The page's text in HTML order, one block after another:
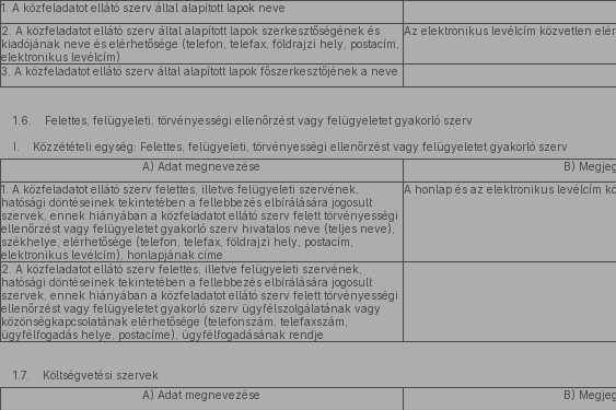
1. A közfeladatot ellátó szerv által alapított lapok neve
2. A közfeladatot ellátó szerv által alapított lapok szerkesztőségének és
kiadójának neve és elérhetősége (telefon, telefax, földrajzi hely, postacím,
elektronikus levélcím)
Az elektronikus levélcím közvetlen
3. A közfeladatot ellátó szerv által alapított lapok főszerkesztőjének a neve
1.6. Felettes, felügyeleti, törvényességi ellenőrzést vagy felügyeletet gyakorló szerv
I. Közzétételi egység: Felettes, felügyeleti, törvényességi ellenőrzést vagy felügyeletet gyakorló szerv
A) Adat megnevezése
B)
1. A közfeladatot ellátó szerv felettes, illetve felügyeleti szervének,
hatósági döntéseinek tekintetében a fellebbezés elbírálására jogosult
szervek, ennek hiányában a közfeladatot ellátó szerv felett törvényességi
ellenőrzést vagy felügyeletet gyakorló szerv hivatalos neve (teljes neve),
székhelye, elérhetősége (telefon, telefax, földrajzi hely, postacím,
elektronikus levélcím), honlapjának címe
A honlap és az elektronikus levélcím
2. A közfeladatot ellátó szerv felettes, illetve felügyeleti szervének,
hatósági döntéseinek tekintetében a fellebbezés elbírálására jogosult
szervek, ennek hiányában a közfeladatot ellátó szerv felett törvényességi
ellenőrzést vagy felügyeletet gyakorló szerv ügyfélszolgálatának vagy
közönségkapcsolatának elérhetősége (telefonszám, telefaxszám,
ügyfélfogadás helye, postacíme), ügyfélfogadásának rendje
1.7. Költségvetési szervek
A) Adat megnevezése
B)